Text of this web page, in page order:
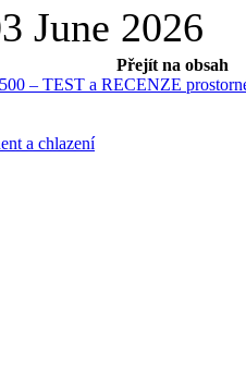
June 2026
Přejít na obsah
– TEST a RECENZE
a chlazení